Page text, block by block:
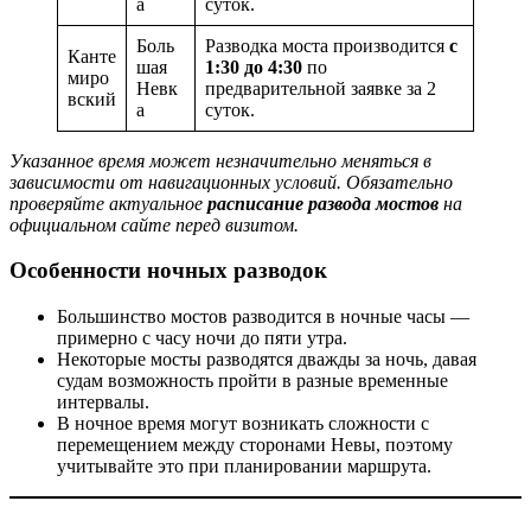
Канте
миро
вский
Боль
шая
Невк
а
Разводка моста производится с
1:30 до 4:30 по
предварительной заявке за 2
суток.
Указанное время может незначительно меняться в
зависимости от навигационных условий. Обязательно
проверяйте актуальное расписание развода мостов на
официальном сайте перед визитом.
Особенности ночных разводок
Большинство мостов разводится в ночные часы —
примерно с часу ночи до пяти утра.
Некоторые мосты разводятся дважды за ночь, давая
судам возможность пройти в разные временные
интервалы.
В ночное время могут возникать сложности с
перемещением между сторонами Невы, поэтому
учитывайте это при планировании маршрута.